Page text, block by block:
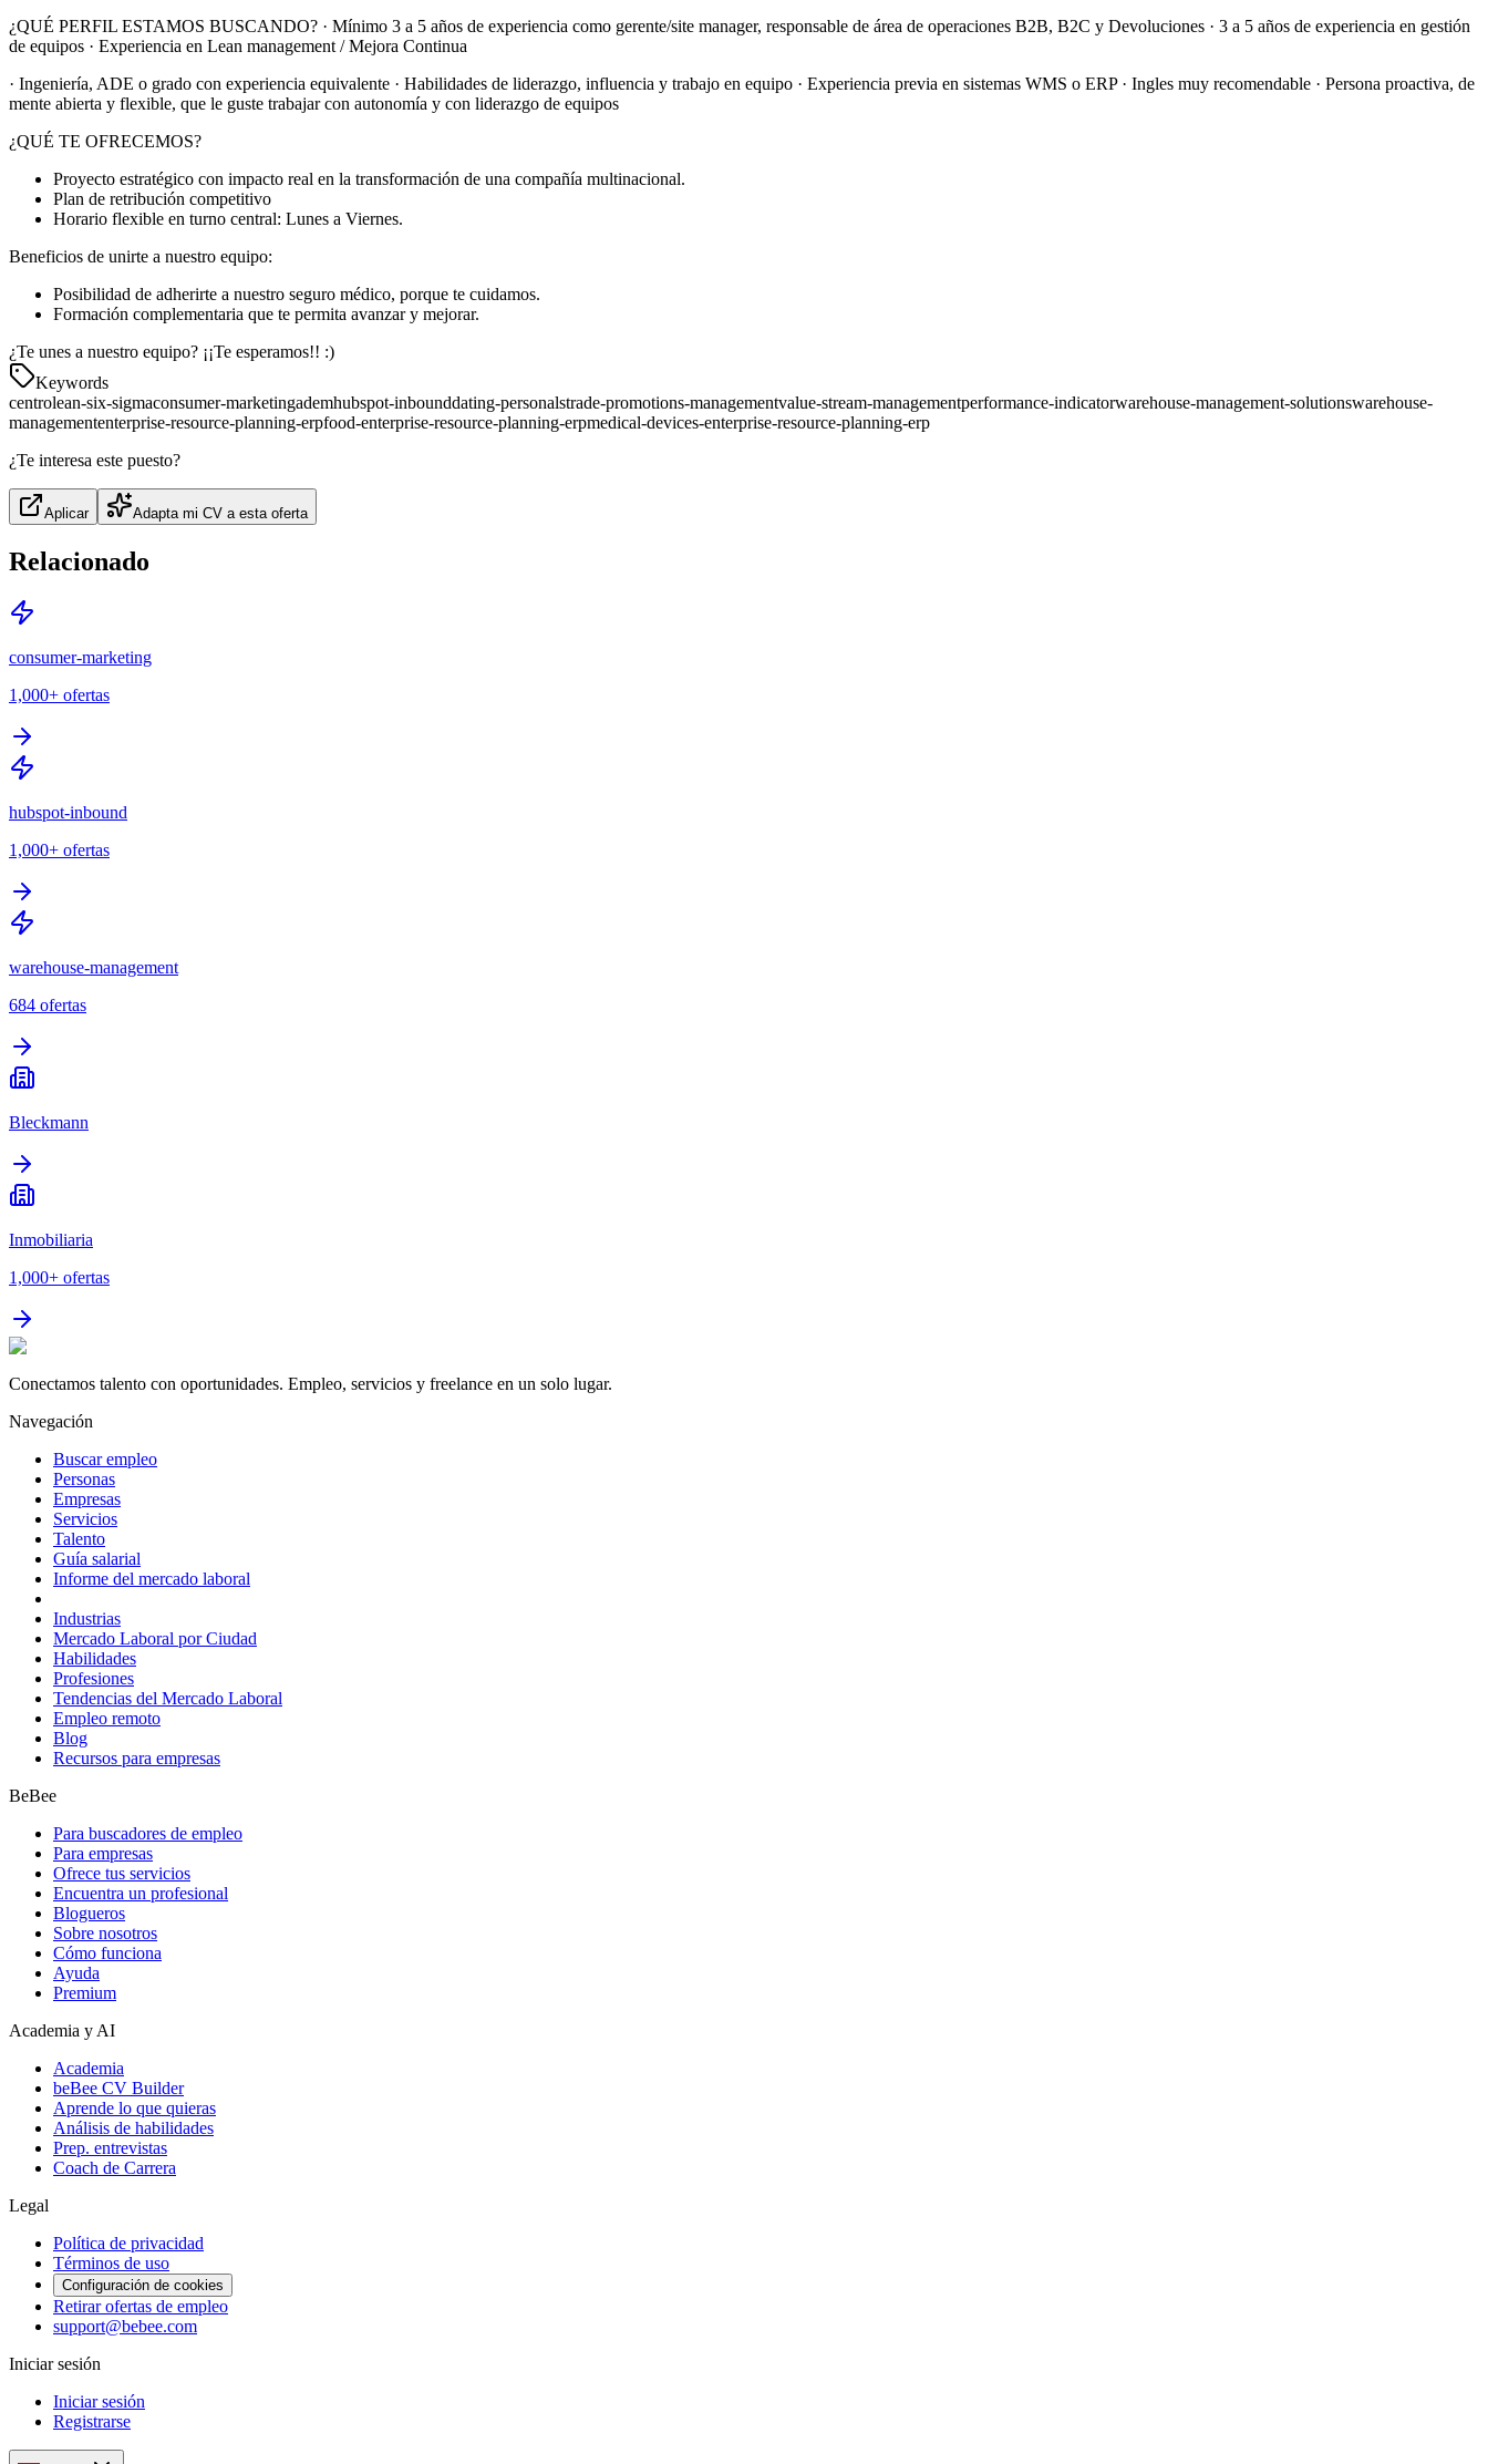
¿QUÉ PERFIL ESTAMOS BUSCANDO? · Mínimo 3 a 5 años de experiencia como gerente/site manager, responsable de área de operaciones B2B, B2C y Devoluciones · 3 a 5 años de experiencia en gestión
de equipos · Experiencia en Lean management / Mejora Continua
· Ingeniería, ADE o grado con experiencia equivalente · Habilidades de liderazgo, influencia y trabajo en equipo · Experiencia previa en sistemas WMS o ERP · Ingles muy recomendable · Persona proactiva, de
mente abierta y flexible, que le guste trabajar con autonomía y con liderazgo de equipos
¿QUÉ TE OFRECEMOS?
Proyecto estratégico con impacto real en la transformación de una compañía multinacional.
Plan de retribución competitivo
Horario flexible en turno central: Lunes a Viernes.
Beneficios de unirte a nuestro equipo:
Posibilidad de adherirte a nuestro seguro médico, porque te cuidamos.
Formación complementaria que te permita avanzar y mejorar.
¿Te unes a nuestro equipo? ¡¡Te esperamos!! :)
Keywords
centrolean-six-sigmaconsumer-marketingademhubspot-inbounddating-personalstrade-promotions-managementvalue-stream-managementperformance-indicatorwarehouse-management-solutionswarehouse-
managemententerprise-resource-planning-erpfood-enterprise-resource-planning-erpmedical-devices-enterprise-resource-planning-erp
¿Te interesa este puesto?
Aplicar Adapta mi CV a esta oferta
Relacionado
consumer-marketing
1,000+ ofertas
hubspot-inbound
1,000+ ofertas
warehouse-management
684 ofertas
Bleckmann
Inmobiliaria
1,000+ ofertas
Conectamos talento con oportunidades. Empleo, servicios y freelance en un solo lugar.
Navegación
Buscar empleo
Personas
Empresas
Servicios
Talento
Guía salarial
Informe del mercado laboral
Industrias
Mercado Laboral por Ciudad
Habilidades
Profesiones
Tendencias del Mercado Laboral
Empleo remoto
Blog
Recursos para empresas
BeBee
Para buscadores de empleo
Para empresas
Ofrece tus servicios
Encuentra un profesional
Blogueros
Sobre nosotros
Cómo funciona
Ayuda
Premium
Academia y AI
Academia
beBee CV Builder
Aprende lo que quieras
Análisis de habilidades
Prep. entrevistas
Coach de Carrera
Legal
Política de privacidad
Términos de uso
Configuración de cookies
Retirar ofertas de empleo
support@bebee.com
Iniciar sesión
Iniciar sesión
Registrarse